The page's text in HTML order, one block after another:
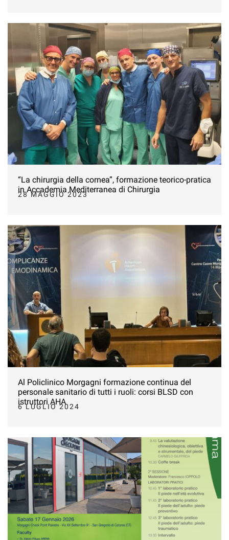
“La chirurgia della cornea”, formazione teorico-pratica
in Accademia Mediterranea di Chirurgia
28 MAGGIO 2023
Al Policlinico Morgagni formazione continua del
personale sanitario di tutti i ruoli: corsi BLSD con
istruttori AHA
6 LUGLIO 2024